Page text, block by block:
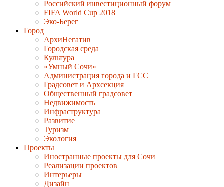
Российский инвестиционный форум
FIFA World Cup 2018
Эко-Берег
Город
АрхиНегатив
Городская среда
Культура
«Умный Сочи»
Администрация города и ГСС
Градсовет и Архсекция
Общественный градсовет
Недвижимость
Инфраструктура
Развитие
Туризм
Экология
Проекты
Иностранные проекты для Сочи
Реализации проектов
Интерьеры
Дизайн